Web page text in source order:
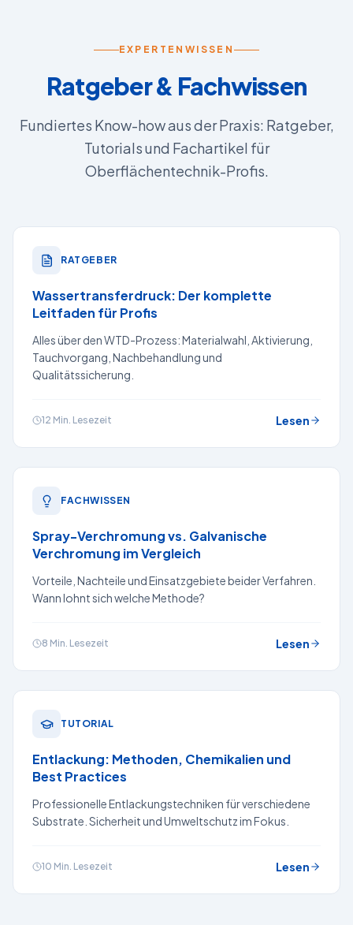
EXPERTENWISSEN
Ratgeber & Fachwissen
Fundiertes Know-how aus der Praxis: Ratgeber,
Tutorials und Fachartikel für
Oberflächentechnik-Profis.
RATGEBER
Wassertransferdruck: Der komplette
Leitfaden für Profis
Alles über den WTD-Prozess: Materialwahl, Aktivierung,
Tauchvorgang, Nachbehandlung und
Qualitätssicherung.
12 Min. Lesezeit Lesen
FACHWISSEN
Spray-Verchromung vs. Galvanische
Verchromung im Vergleich
Vorteile, Nachteile und Einsatzgebiete beider Verfahren.
Wann lohnt sich welche Methode?
8 Min. Lesezeit Lesen
TUTORIAL
Entlackung: Methoden, Chemikalien und
Best Practices
Professionelle Entlackungstechniken für verschiedene
Substrate. Sicherheit und Umweltschutz im Fokus.
10 Min. Lesezeit Lesen